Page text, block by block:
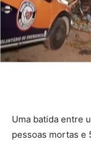
Uma batida entre
pessoas mortas e